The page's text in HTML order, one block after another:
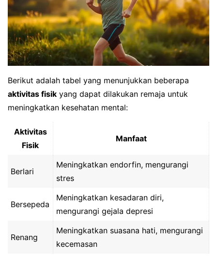
Berikut adalah tabel yang menunjukkan beberapa
aktivitas fisik yang dapat dilakukan remaja untuk
meningkatkan kesehatan mental:
Aktivitas
Fisik
Manfaat
Berlari
Meningkatkan endorfin, mengurangi
stres
Bersepeda
Meningkatkan kesadaran diri,
mengurangi gejala depresi
Renang
Meningkatkan suasana hati, mengurangi
kecemasan